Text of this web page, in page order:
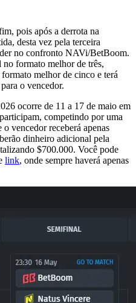
pois após a derrota na
desta vez pela terceira
no confronto NAVi/BetBoom.
no formato melhor de três,
melhor de cinco e terá
o vencedor.
ocorre de 11 a 17 de maio em
competindo por uma
vencedor receberá apenas
dinheiro adicional pela
$700.000. Você pode
link, onde sempre haverá apenas